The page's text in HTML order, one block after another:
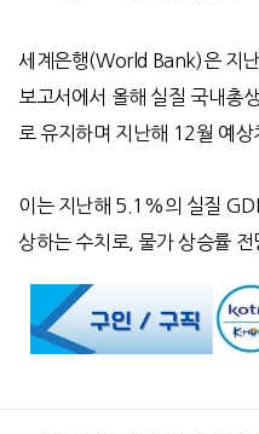
세계은행(World Bank)은 지
보고서에서 올해 실질 국내총
로 유지하며 지난해 12월 예상
이는 지난해 5.1%의 실질
상하는 수치로, 물가 상승률